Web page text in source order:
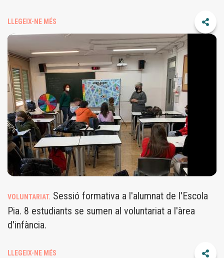
LLEGEIX-NE MÉS
VOLUNTARIAT. Sessió formativa a l'alumnat de l'Escola
Pia. 8 estudiants se sumen al voluntariat a l'àrea
d'infància.
LLEGEIX-NE MÉS